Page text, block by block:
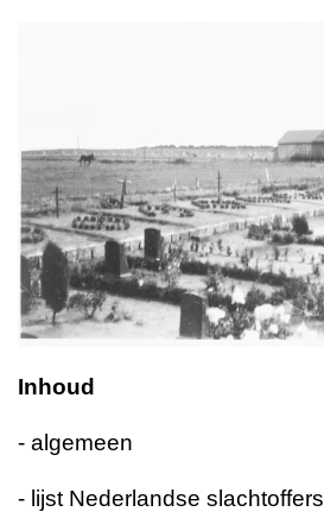
Inhoud
- algemeen
- lijst Nederlandse slachtoffers